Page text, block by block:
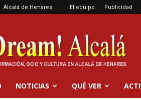
Alcalá de Henares El equipo Publicidad
Alcalá
NOTICIAS QUÉ VER